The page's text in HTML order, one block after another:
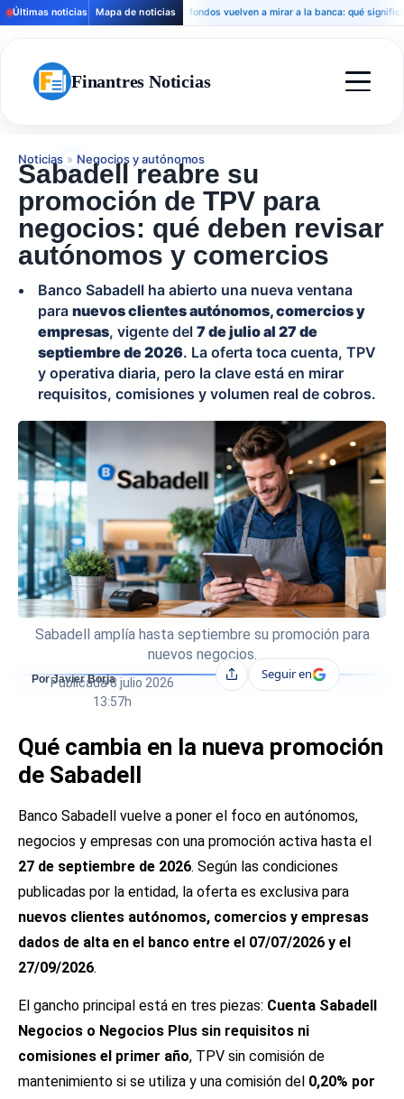
Últimas noticias Mapa de noticiasLos fondos vuelven a mirar a la banca: qué significa
Finantres Noticias
Noticias » Negocios y autónomos
Sabadell reabre su
promoción de TPV para
negocios: qué deben revisar
autónomos y comercios
Banco Sabadell ha abierto una nueva ventana
para nuevos clientes autónomos, comercios y
empresas, vigente del 7 de julio al 27 de
septiembre de 2026. La oferta toca cuenta, TPV
y operativa diaria, pero la clave está en mirar
requisitos, comisiones y volumen real de cobros.
Sabadell amplía hasta septiembre su promoción para
nuevos negocios.
Por Javier Borja
Publicada8 julio 2026
13:57h
CompartirSeguir en
Qué cambia en la nueva promoción
de Sabadell
Banco Sabadell vuelve a poner el foco en autónomos,
negocios y empresas con una promoción activa hasta el
27 de septiembre de 2026. Según las condiciones
publicadas por la entidad, la oferta es exclusiva para
nuevos clientes autónomos, comercios y empresas
dados de alta en el banco entre el 07/07/2026 y el
27/09/2026.
El gancho principal está en tres piezas: Cuenta Sabadell
Negocios o Negocios Plus sin requisitos ni
comisiones el primer año, TPV sin comisión de
mantenimiento si se utiliza y una comisión del 0,20% por